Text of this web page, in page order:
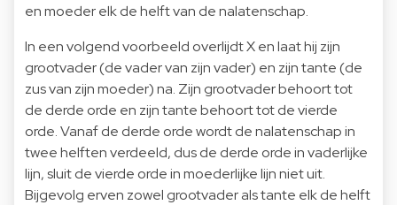
en moeder elk de helft van de nalatenschap.
In een volgend voorbeeld overlijdt X en laat hij zijn
grootvader (de vader van zijn vader) en zijn tante (de
zus van zijn moeder) na. Zijn grootvader behoort tot
de derde orde en zijn tante behoort tot de vierde
orde. Vanaf de derde orde wordt de nalatenschap in
twee helften verdeeld, dus de derde orde in vaderlijke
lijn, sluit de vierde orde in moederlijke lijn niet uit.
Bijgevolg erven zowel grootvader als tante elk de helft